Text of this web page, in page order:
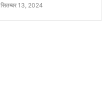
सितम्बर 13, 2024